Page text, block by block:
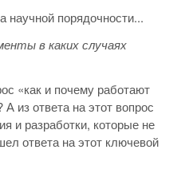
научной порядочности...
в каких случаях
«как и почему работают
из ответа на этот вопрос
и разработки, которые не
ответа на этот ключевой